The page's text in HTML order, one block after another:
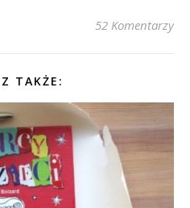
52 Komentarzy
TAKŻE: